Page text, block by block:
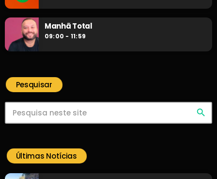
Manhã Total
09:00 - 11:59
Pesquisar
search
Últimas Notícias